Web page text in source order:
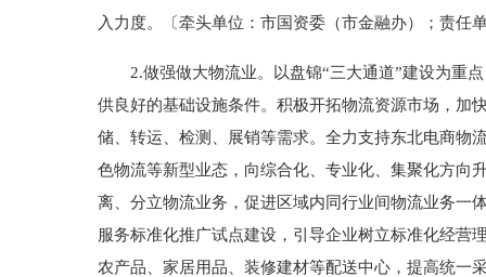
入力度。〔牵头单位：市国资委（市金融办）；责任
2.做强做大物流业。以盘锦“三大通道”建设为重点
供良好的基础设施条件。积极开拓物流资源市场，加
储、转运、检测、展销等需求。全力支持东北电商物
色物流等新型业态，向综合化、专业化、集聚化方向
离、分立物流业务，促进区域内同行业间物流业务一
服务标准化推广试点建设，引导企业树立标准化经营
农产品、家居用品、装修建材等配送中心，提高统一